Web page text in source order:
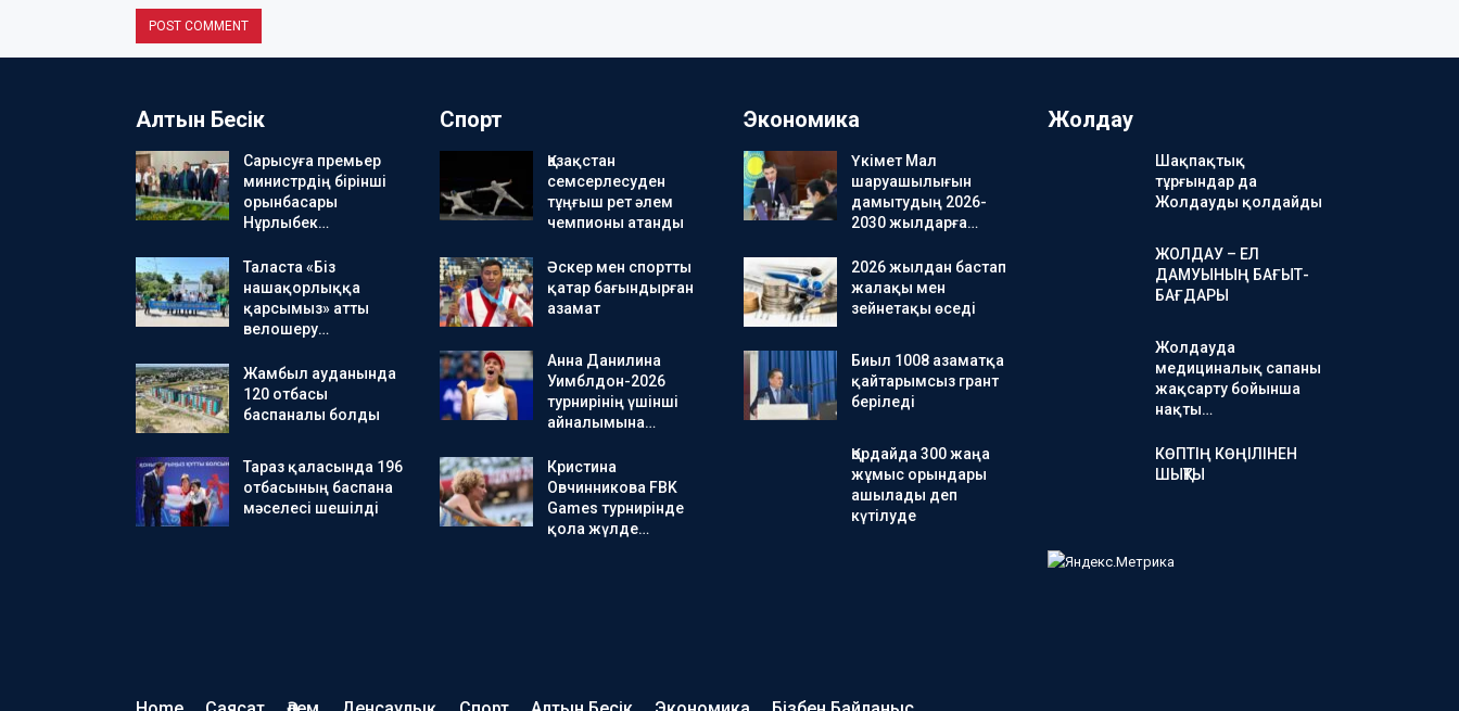
Алтын Бесік
Сарысуға премьер
министрдің бірінші
орынбасары
Нұрлыбек…
Таласта «Біз
нашақорлыққа
қарсымыз» атты
велошеру…
Жамбыл ауданында
120 отбасы
баспаналы болды
Тараз қаласында 196
отбасының баспана
мәселесі шешілді
Спорт
Қазақстан
семсерлесуден
тұңғыш рет әлем
чемпионы атанды
Әскер мен спортты
қатар бағындырған
азамат
Анна Данилина
Уимблдон-2026
турнирінің үшінші
айналымына…
Кристина
Овчинникова FBK
Games турнирінде
қола жүлде…
Экономика
Үкімет Мал
шаруашылығын
дамытудың 2026-
2030 жылдарға…
2026 жылдан бастап
жалақы мен
зейнетақы өседі
Биыл 1008 азаматқа
қайтарымсыз грант
беріледі
Қордайда 300 жаңа
жұмыс орындары
ашылады деп
күтілуде
Жолдау
Шақпақтық
тұрғындар да
Жолдауды қолдайды
ЖОЛДАУ – ЕЛ
ДАМУЫНЫҢ БАҒЫТ-
БАҒДАРЫ
Жолдауда
медициналық сапаны
жақсарту бойынша
нақты…
КӨПТІҢ КӨҢІЛІНЕН
ШЫҚТЫ